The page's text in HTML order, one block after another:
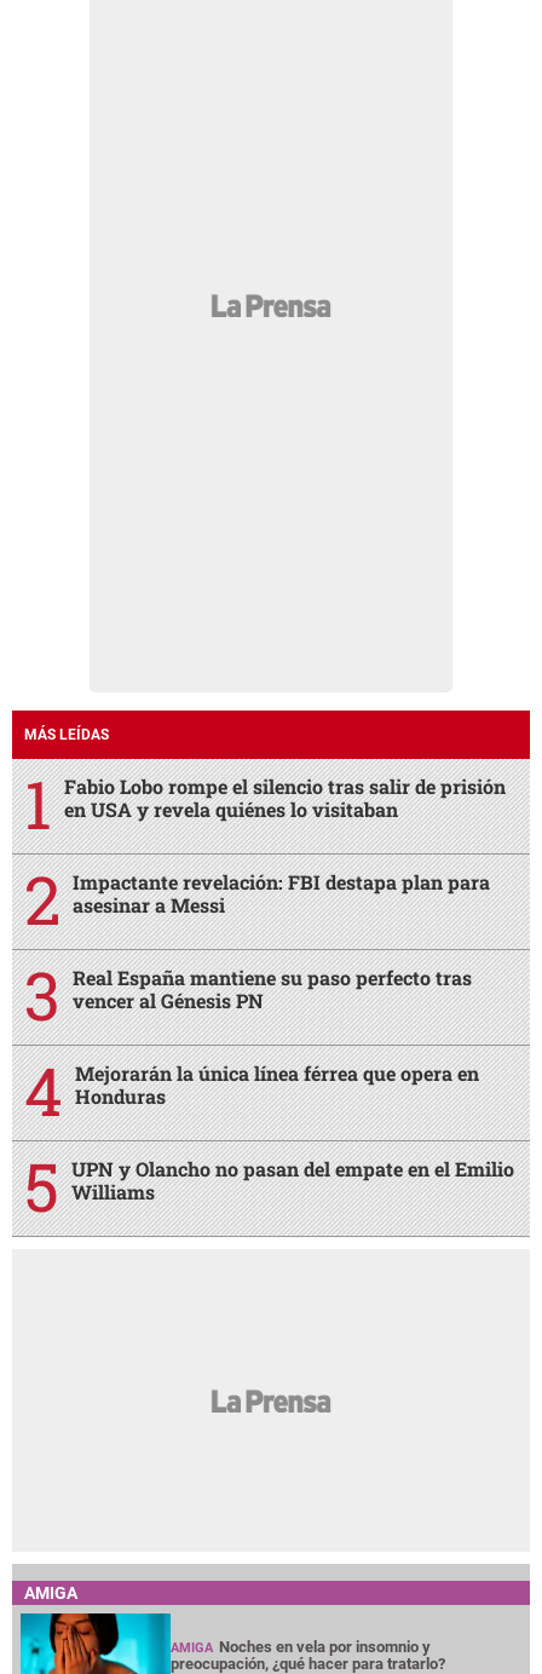
MÁS LEÍDAS
Fabio Lobo rompe el silencio tras salir de prisión
en USA y revela quiénes lo visitaban
Impactante revelación: FBI destapa plan para
asesinar a Messi
Real España mantiene su paso perfecto tras
vencer al Génesis PN
Mejorarán la única línea férrea que opera en
Honduras
UPN y Olancho no pasan del empate en el Emilio
Williams
AMIGA
AMIGA Noches en vela por insomnio y
preocupación, ¿qué hacer para tratarlo?